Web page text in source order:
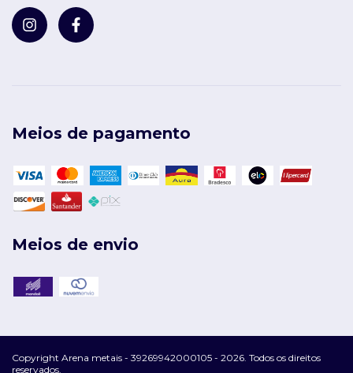
Meios de pagamento
Meios de envio
Copyright Arena metais - 39269942000105 - 2026. Todos os direitos
reservados.